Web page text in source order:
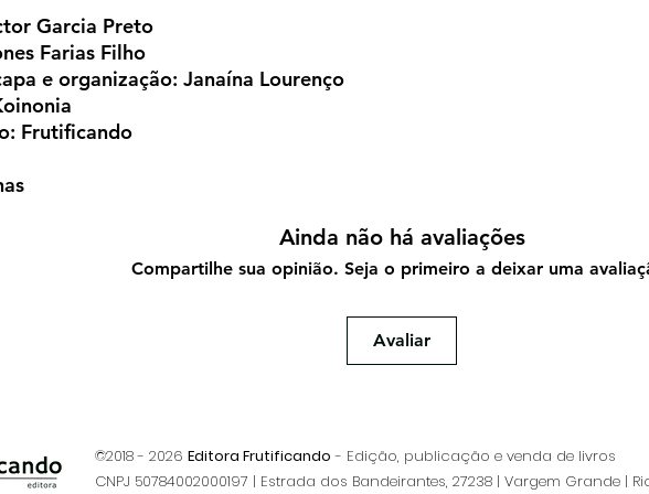
Garcia Preto
Farias Filho
e organização: Janaína Lourenço
Frutificando
Ainda não há avaliações
Compartilhe sua opinião. Seja o primeiro a deixar uma
Avaliar
©2018 - 2026 Editora Frutificando - Edição, publicação e venda de livros
CNPJ 50784002000197 | Estrada dos Bandeirantes, 27238 | Vargem Grande |